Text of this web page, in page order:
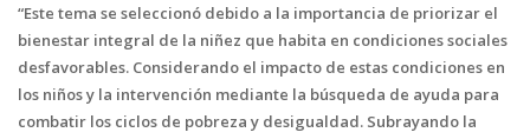
“Este tema se seleccionó debido a la importancia de priorizar el
bienestar integral de la niñez que habita en condiciones sociales
desfavorables. Considerando el impacto de estas condiciones en
los niños y la intervención mediante la búsqueda de ayuda para
combatir los ciclos de pobreza y desigualdad. Subrayando la